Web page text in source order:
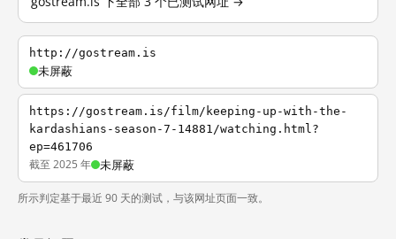
http://gostream.is
未屏蔽
https://gostream.is/film/keeping-up-with-the-
kardashians-season-7-14881/watching.html?
ep=461706
截至 2025 年 未屏蔽
所示判定基于最近 90 天的测试，与该网址页面一致。